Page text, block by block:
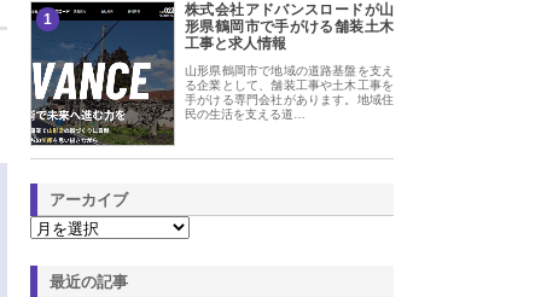
1
株式会社アドバンスロードが山
形県鶴岡市で手がける舗装土木
工事と求人情報
山形県鶴岡市で地域の道路基盤を支え
る企業として、舗装工事や土木工事を
手がける専門会社があります。地域住
民の生活を支える道…
アーカイブ
最近の記事